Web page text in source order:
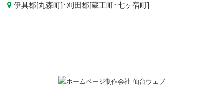
伊具郡[丸森町]･刈田郡[蔵王町･七ヶ宿町]